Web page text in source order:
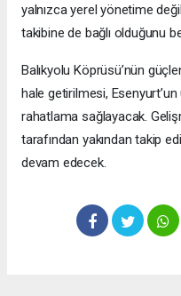
yalnızca yerel yönetime
takibine de bağlı olduğunu
Balıkyolu Köprüsü’nün
hale getirilmesi, Esenyurt’un
rahatlama sağlayacak.
tarafından yakından takip
devam edecek.